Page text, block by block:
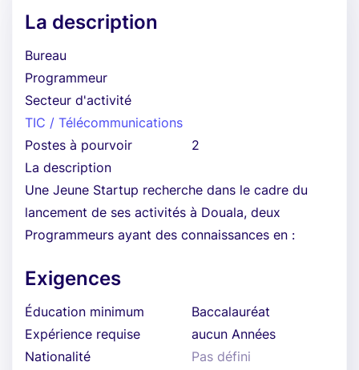
La description
Bureau
Programmeur
Secteur d'activité
TIC / Télécommunications
Postes à pourvoir
2
La description
Une Jeune Startup recherche dans le cadre du
lancement de ses activités à Douala, deux
Programmeurs ayant des connaissances en :
Exigences
Éducation minimum
Baccalauréat
Expérience requise
aucun Années
Nationalité
Pas défini